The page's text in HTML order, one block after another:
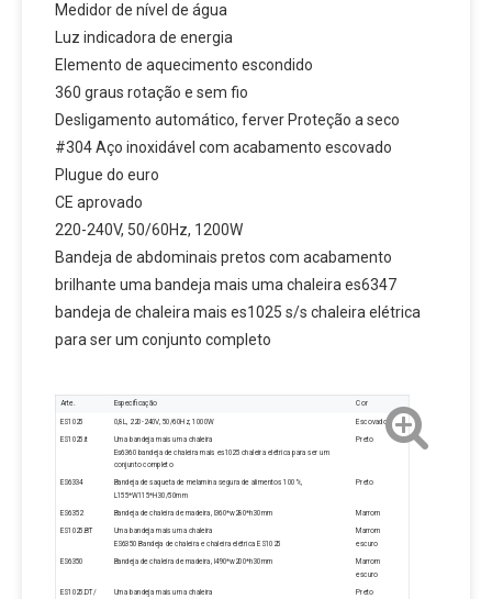
Medidor de nível de água
Luz indicadora de energia
Elemento de aquecimento escondido
360 graus rotação e sem fio
Desligamento automático, ferver Proteção a seco
#304 Aço inoxidável com acabamento escovado
Plugue do euro
CE aprovado
220-240V, 50/60Hz, 1200W
Bandeja de abdominais pretos com acabamento
brilhante uma bandeja mais uma chaleira es6347
bandeja de chaleira mais es1025 s/s chaleira elétrica
para ser um conjunto completo
Arte. Especificação Cor
ES1025 0,8L, 220-240V, 50/60Hz, 1000W Escovado
ES1025.it
Uma bandeja mais uma chaleira
Es6360 bandeja de chaleira mais es1025 chaleira elétrica para ser um
conjunto completo
Preto
ES6334
Bandeja de saqueta de melamina segura de alimentos 100%,
L155*W115*H30/50mm
Preto
ES6352 Bandeja de chaleira de madeira, l360*w280*h30mm Marrom
ES1025.BT
Uma bandeja mais uma chaleira
ES6350 Bandeja de chaleira e chaleira elétrica ES1025
Marrom
escuro
ES6350 Bandeja de chaleira de madeira, l490*w200*h30mm
Marrom
escuro
ES1025.DT/
Uma bandeja mais uma chaleira
Preto